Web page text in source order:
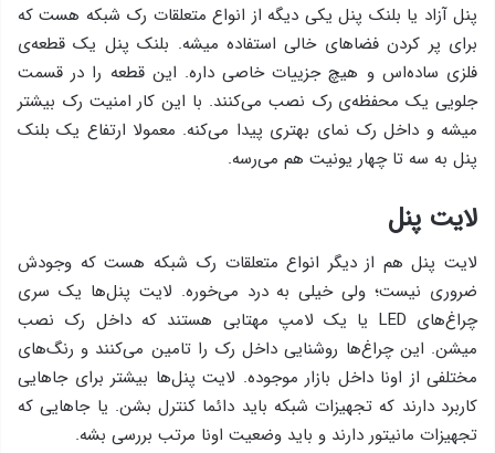
پنل آزاد یا بلنک پنل یکی دیگه از انواع متعلقات رک شبکه هست که
برای پر کردن فضاهای خالی استفاده میشه. بلنک پنل یک قطعه‌ی
فلزی ساده‌اس و هیچ جزییات خاصی داره. این قطعه را در قسمت
جلویی یک محفظه‌ی رک نصب می‌کنند. با این کار امنیت رک بیشتر
میشه و داخل رک نمای بهتری پیدا می‌کنه. معمولا ارتفاع یک بلنک
پنل به سه تا چهار یونیت هم می‌رسه.
لایت پنل
لایت پنل هم از دیگر انواع متعلقات رک شبکه هست که وجودش
ضروری نیست؛ ولی خیلی به درد می‌خوره. لایت پنل‌ها یک سری
چراغ‌های LED یا یک لامپ مهتابی هستند که داخل رک نصب
میشن. این چراغ‌ها روشنایی داخل رک را تامین می‌کنند و رنگ‌های
مختلفی از اونا داخل بازار موجوده. لایت پنل‌ها بیشتر برای جاهایی
کاربرد دارند که تجهیزات شبکه باید دائما کنترل بشن. یا جاهایی که
تجهیزات مانیتور دارند و باید وضعیت اونا مرتب بررسی بشه.